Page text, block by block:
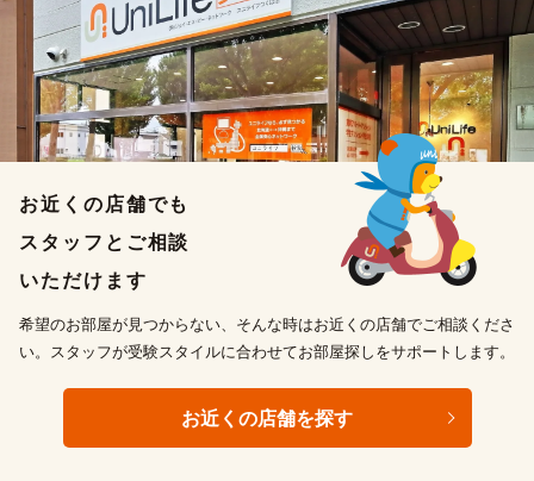
お近くの店舗でも
スタッフとご相談
いただけます
希望のお部屋が見つからない、そんな時はお近くの店舗でご相談くださ
い。スタッフが受験スタイルに合わせてお部屋探しをサポートします。
お近くの店舗を探す